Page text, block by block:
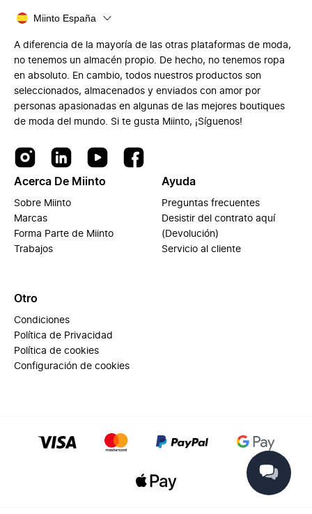
Miinto España
A diferencia de la mayoría de las otras plataformas de moda,
no tenemos un almacén propio. De hecho, no tenemos ropa
en absoluto. En cambio, todos nuestros productos son
seleccionados, almacenados y enviados con amor por
personas apasionadas en algunas de las mejores boutiques
de moda del mundo. Si te gusta Miinto, ¡Síguenos!
Acerca De Miinto
Sobre Miinto
Marcas
Forma Parte de Miinto
Trabajos
Ayuda
Preguntas frecuentes
Desistir del contrato aquí
(Devolución)
Servicio al cliente
Otro
Condiciones
Política de Privacidad
Política de cookies
Configuración de cookies